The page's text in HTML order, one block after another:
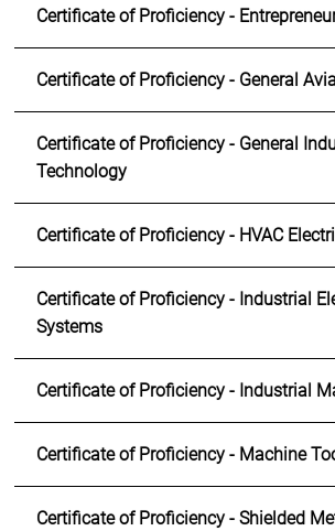
Certificate of Proficiency -
Certificate of Proficiency - General
Certificate of Proficiency - General
Technology
Certificate of Proficiency - HVAC
Certificate of Proficiency - Industrial
Systems
Certificate of Proficiency - Industrial
Certificate of Proficiency - Machine
Certificate of Proficiency - Shielded